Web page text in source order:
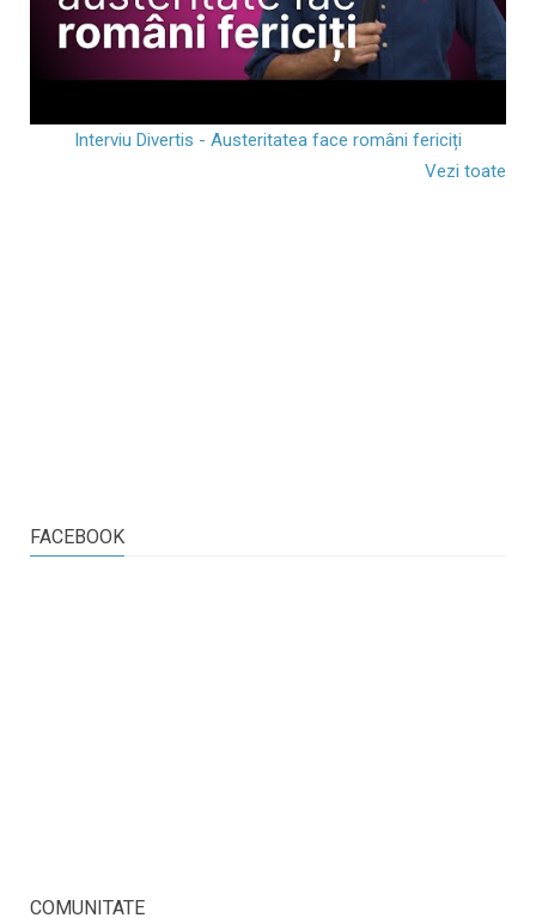
Interviu Divertis - Austeritatea face români fericiți
Vezi toate
FACEBOOK
COMUNITATE